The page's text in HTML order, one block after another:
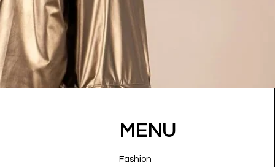
MENU
Fashion